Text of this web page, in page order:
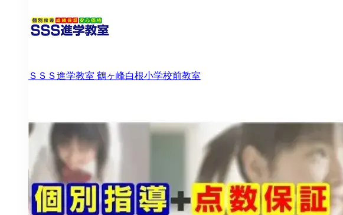
ＳＳＳ進学教室 鶴ヶ峰白根小学校前教室